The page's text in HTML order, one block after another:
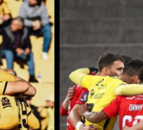
Johansen é
Feirense-
objetivos